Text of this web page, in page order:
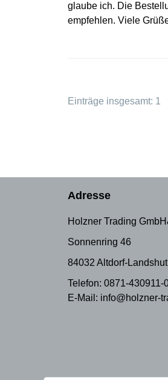
glaube ich. Die
empfehlen. Viele
Einträge insgesamt: 1
Adresse
Holzner Trading
Sonnenring 46
84032 Altdorf-Landshut
Telefon: 0871-430911-
E-Mail: info@holzner-